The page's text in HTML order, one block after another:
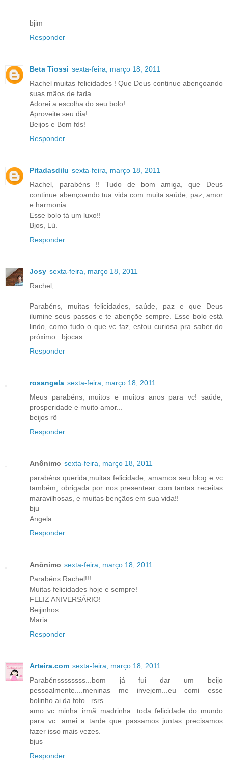
bjim
Responder
Beta Tiossi sexta-feira, março 18, 2011
Rachel muitas felicidades ! Que Deus continue abençoando
suas mãos de fada.
Adorei a escolha do seu bolo!
Aproveite seu dia!
Beijos e Bom fds!
Responder
Pitadasdilu sexta-feira, março 18, 2011
Rachel, parabéns !! Tudo de bom amiga, que Deus
continue abençoando tua vida com muita saúde, paz, amor
e harmonia.
Esse bolo tá um luxo!!
Bjos, Lú.
Responder
Josy sexta-feira, março 18, 2011
Rachel,
Parabéns, muitas felicidades, saúde, paz e que Deus
ilumine seus passos e te abençõe sempre. Esse bolo está
lindo, como tudo o que vc faz, estou curiosa pra saber do
próximo...bjocas.
Responder
rosangela sexta-feira, março 18, 2011
Meus parabéns, muitos e muitos anos para vc! saúde,
prosperidade e muito amor...
beijos rô
Responder
Anônimo sexta-feira, março 18, 2011
parabéns querida,muitas felicidade, amamos seu blog e vc
também, obrigada por nos presentear com tantas receitas
maravilhosas, e muitas bençãos em sua vida!!
bju
Angela
Responder
Anônimo sexta-feira, março 18, 2011
Parabéns Rachel!!!
Muitas felicidades hoje e sempre!
FELIZ ANIVERSÁRIO!
Beijinhos
Maria
Responder
Arteira.com sexta-feira, março 18, 2011
Parabénssssssss...bom já fui dar um beijo
pessoalmente....meninas me invejem...eu comi esse
bolinho ai da foto...rsrs
amo vc minha irmã..madrinha...toda felicidade do mundo
para vc...amei a tarde que passamos juntas..precisamos
fazer isso mais vezes.
bjus
Responder